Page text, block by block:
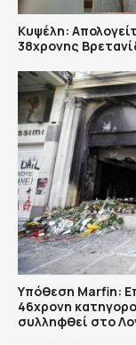
Κυψέλη:
38χρονης
Υπόθεση Marfin:
46χρονη
συλληφθεί στο